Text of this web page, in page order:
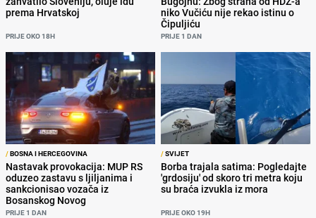
prema Hrvatskoj
PRIJE OKO 18H
niko Vučiću nije rekao istinu o
Čipuljiću
PRIJE 1 DAN
/BOSNA I HERCEGOVINA
Nastavak provokacija: MUP RS
oduzeo zastavu s ljiljanima i
sankcionisao vozača iz
Bosanskog Novog
PRIJE 1 DAN
/SVIJET
Borba trajala satima: Pogledajte
'grdosiju' od skoro tri metra koju
su braća izvukla iz mora
PRIJE OKO 19H